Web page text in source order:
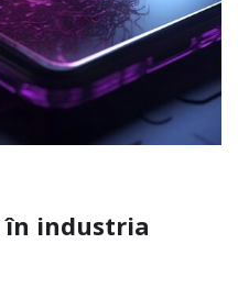
în industria